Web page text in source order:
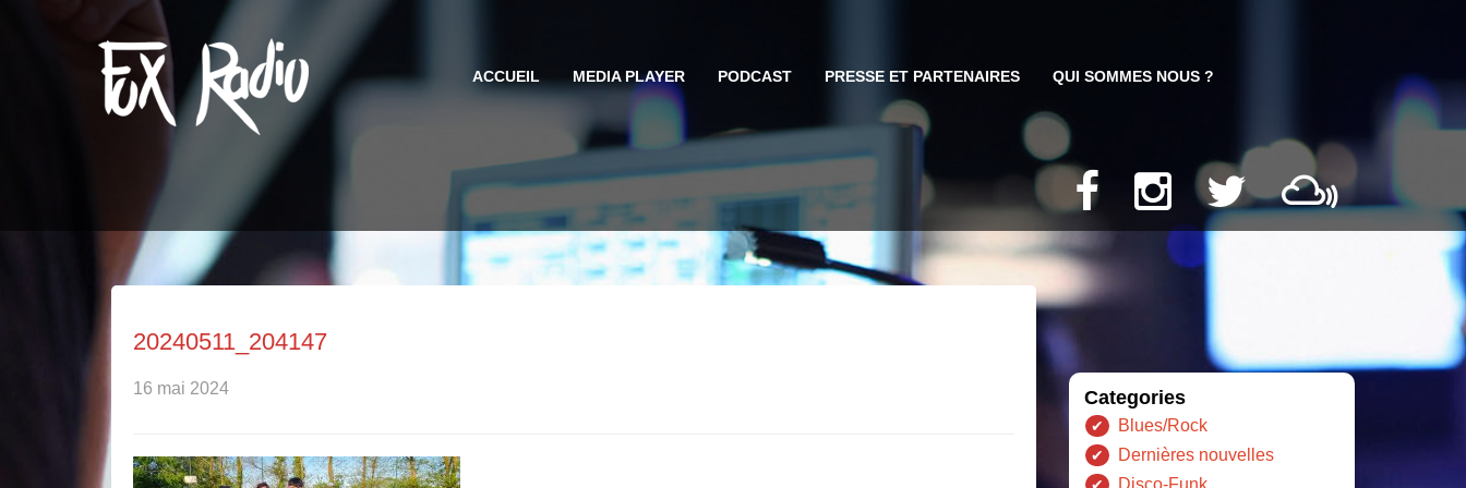
ACCUEIL MEDIA PLAYER PODCAST PRESSE ET PARTENAIRES QUI SOMMES NOUS ?
20240511_204147
16 mai 2024 Categories
Blues/Rock
Dernières nouvelles
Disco-Funk